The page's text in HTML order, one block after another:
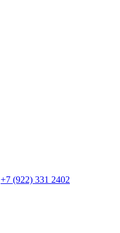
+7 (922) 331 2402